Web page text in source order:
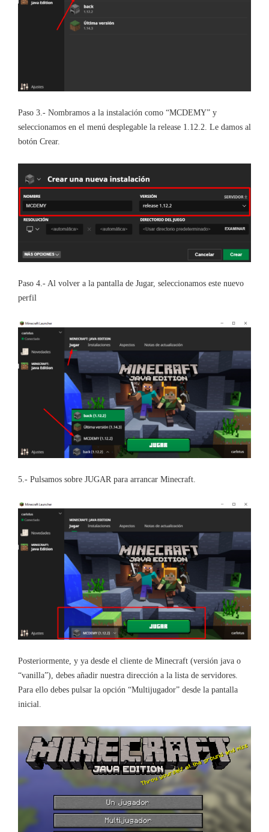
Paso 3.- Nombramos a la instalación como “MCDEMY” y
seleccionamos en el menú desplegable la release 1.12.2. Le damos al
botón Crear.
Paso 4.- Al volver a la pantalla de Jugar, seleccionamos este nuevo
perfil
5.- Pulsamos sobre JUGAR para arrancar Minecraft.
Posteriormente, y ya desde el cliente de Minecraft (versión java o
“vanilla”), debes añadir nuestra dirección a la lista de servidores.
Para ello debes pulsar la opción “Multijugador” desde la pantalla
inicial.